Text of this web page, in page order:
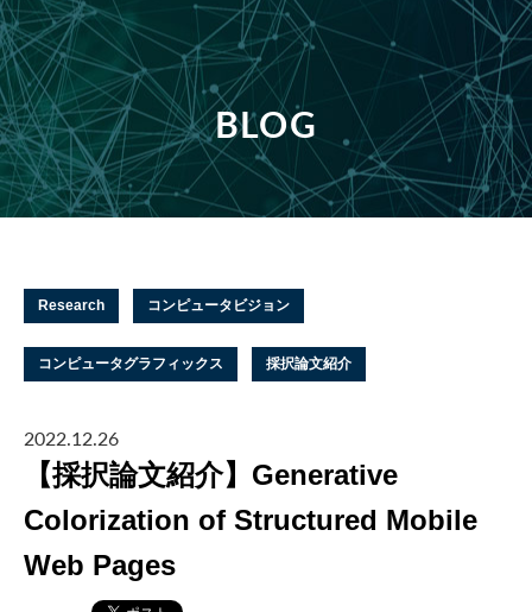
BLOG
Research コンピュータビジョン
コンピュータグラフィックス 採択論文紹介
2022.12.26
【採択論文紹介】Generative
Colorization of Structured Mobile
Web Pages